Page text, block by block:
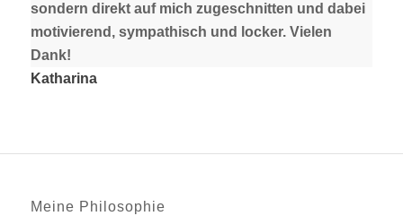
sondern direkt auf mich zugeschnitten und dabei
motivierend, sympathisch und locker. Vielen
Dank!
Katharina
Meine Philosophie